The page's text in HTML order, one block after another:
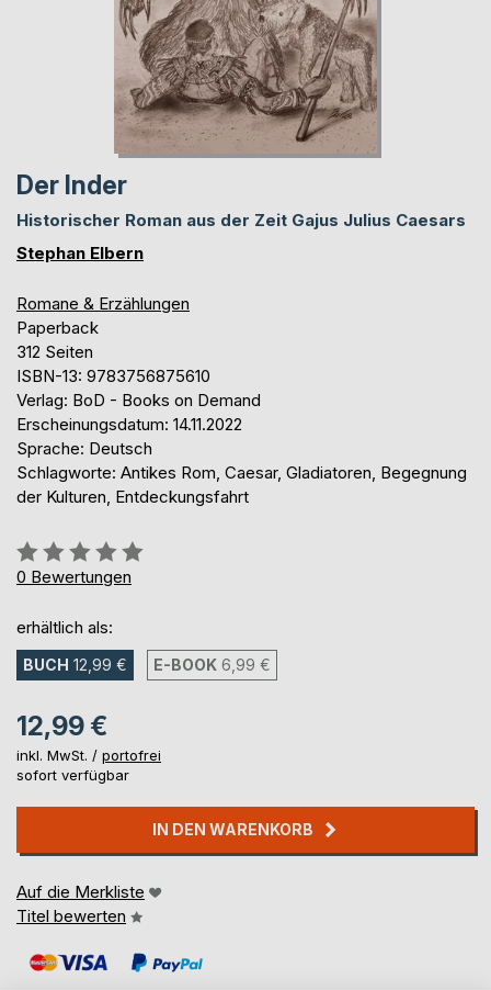
Der Inder
Historischer Roman aus der Zeit Gajus Julius Caesars
Stephan Elbern
Romane & Erzählungen
Paperback
312 Seiten
ISBN-13: 9783756875610
Verlag: BoD - Books on Demand
Erscheinungsdatum: 14.11.2022
Sprache: Deutsch
Schlagworte: Antikes Rom, Caesar, Gladiatoren, Begegnung
der Kulturen, Entdeckungsfahrt
Bewertung::
0%
0 Bewertungen
erhältlich als:
BUCH 12,99 € E-BOOK 6,99 €
12,99 €
inkl. MwSt. / portofrei
sofort verfügbar
IN DEN WARENKORB
Auf die Merkliste
Titel bewerten